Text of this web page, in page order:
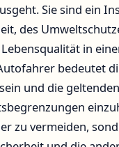
Sie sind ein
des
in
bedeutet
und die geltenden
zu vermeiden,